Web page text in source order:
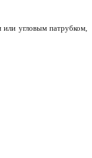
угловым патрубком,